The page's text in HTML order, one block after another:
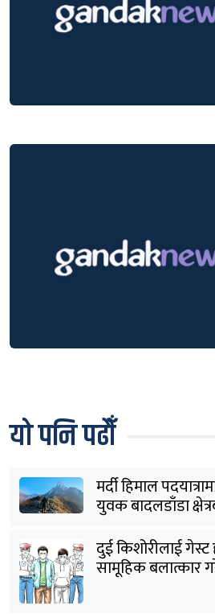
यो पनि पढौँ
मर्दी हिमाल
युवक बादलडाँडा
दुई किशोरीलाई
सामूहिक बलात्कार